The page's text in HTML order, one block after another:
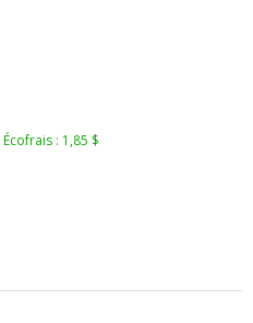
Écofrais : 1,85 $